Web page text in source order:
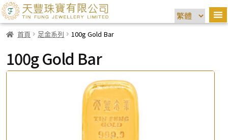
首頁 足金系列 100g Gold Bar
100g Gold Bar